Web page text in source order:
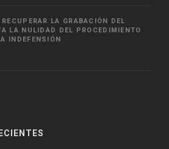
LA GRABACIÓN DEL
LA NULIDAD DEL PROCEDIMIENTO
INDEFENSIÓN